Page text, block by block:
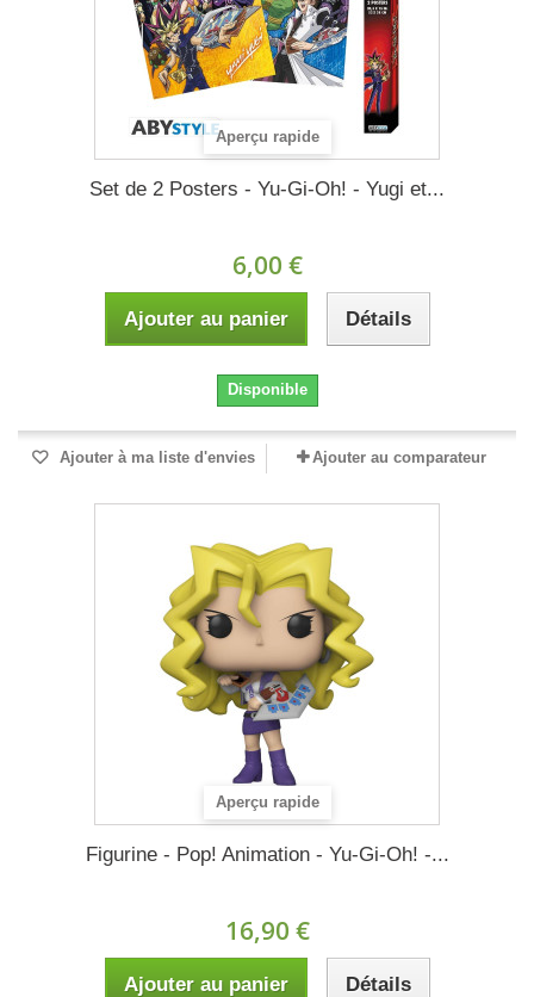
Aperçu rapide
Set de 2 Posters - Yu-Gi-Oh! - Yugi et...
6,00 €
Ajouter au panier Détails
Disponible
Ajouter à ma liste d'envies Ajouter au comparateur
Aperçu rapide
Figurine - Pop! Animation - Yu-Gi-Oh! -...
16,90 €
Ajouter au panier Détails